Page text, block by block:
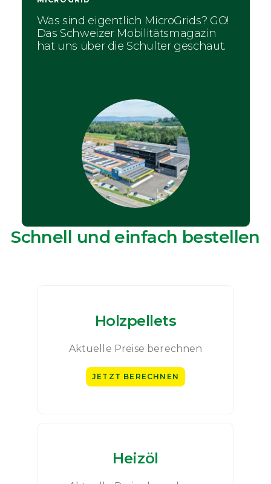
Was sind eigentlich MicroGrids? GO!
Das Schweizer Mobilitätsmagazin
hat uns über die Schulter geschaut.
Schnell und einfach bestellen
Holzpellets
Aktuelle Preise berechnen
JETZT BERECHNEN
Heizöl